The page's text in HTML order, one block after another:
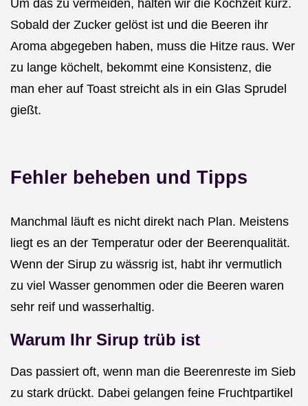
Um das zu vermeiden, halten wir die Kochzeit kurz.
Sobald der Zucker gelöst ist und die Beeren ihr
Aroma abgegeben haben, muss die Hitze raus. Wer
zu lange köchelt, bekommt eine Konsistenz, die
man eher auf Toast streicht als in ein Glas Sprudel
gießt.
Fehler beheben und Tipps
Manchmal läuft es nicht direkt nach Plan. Meistens
liegt es an der Temperatur oder der Beerenqualität.
Wenn der Sirup zu wässrig ist, habt ihr vermutlich
zu viel Wasser genommen oder die Beeren waren
sehr reif und wasserhaltig.
Warum Ihr Sirup trüb ist
Das passiert oft, wenn man die Beerenreste im Sieb
zu stark drückt. Dabei gelangen feine Fruchtpartikel